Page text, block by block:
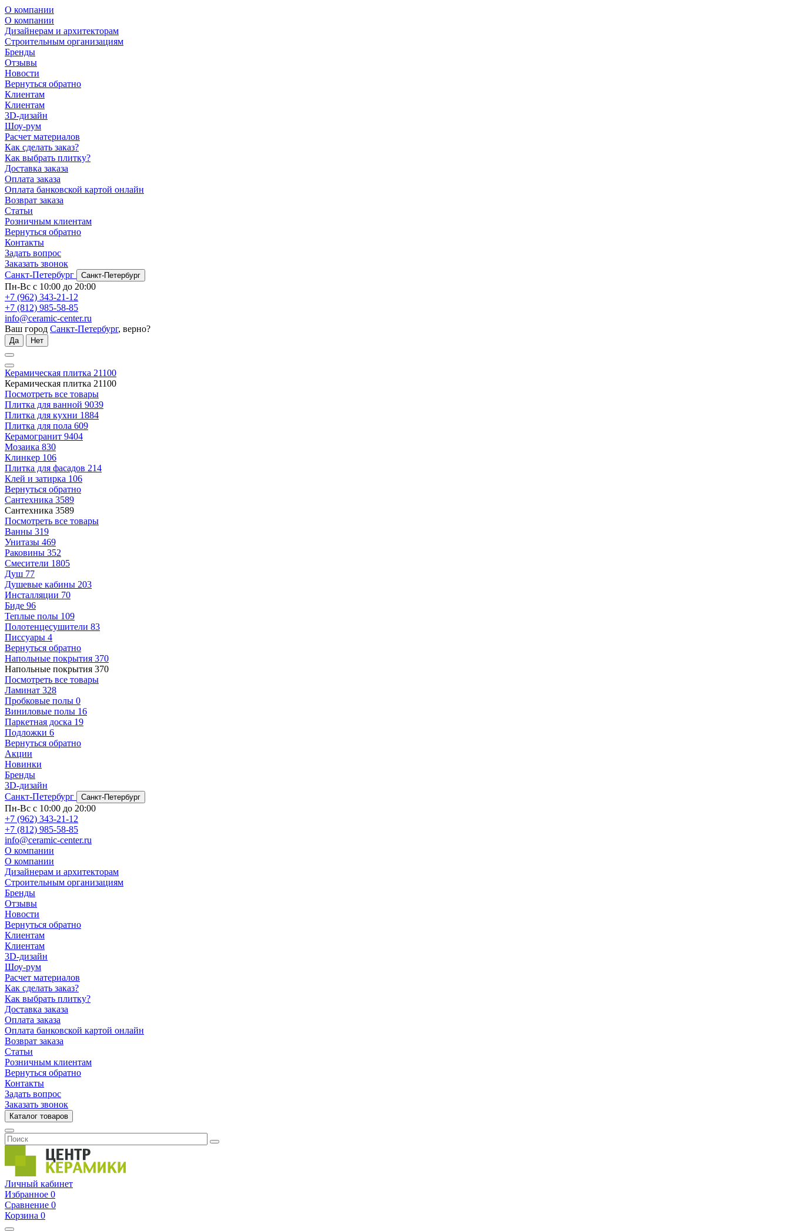
О компании
О компании
Дизайнерам и архитекторам
Строительным организациям
Бренды
Отзывы
Новости
Вернуться обратно
Клиентам
Клиентам
3D-дизайн
Шоу-рум
Расчет материалов
Как сделать заказ?
Как выбрать плитку?
Доставка заказа
Оплата заказа
Оплата банковской картой онлайн
Возврат заказа
Статьи
Розничным клиентам
Вернуться обратно
Контакты
Задать вопрос
Заказать звонок
Санкт-Петербург
Санкт-Петербург
Пн-Вс с 10:00 до 20:00
+7 (962) 343-21-12
+7 (812) 985-58-85
info@ceramic-center.ru
Ваш город Санкт-Петербург, верно?
Да Нет
Керамическая плитка 21100
Керамическая плитка 21100
Посмотреть все товары
Плитка для ванной 9039
Плитка для кухни 1884
Плитка для пола 609
Керамогранит 9404
Мозаика 830
Клинкер 106
Плитка для фасадов 214
Клей и затирка 106
Вернуться обратно
Сантехника 3589
Сантехника 3589
Посмотреть все товары
Ванны 319
Унитазы 469
Раковины 352
Смесители 1805
Душ 77
Душевые кабины 203
Инсталляции 70
Биде 96
Теплые полы 109
Полотенцесушители 83
Писсуары 4
Вернуться обратно
Напольные покрытия 370
Напольные покрытия 370
Посмотреть все товары
Ламинат 328
Пробковые полы 0
Виниловые полы 16
Паркетная доска 19
Подложки 6
Вернуться обратно
Акции
Новинки
Бренды
3D-дизайн
Санкт-Петербург
Санкт-Петербург
Пн-Вс с 10:00 до 20:00
+7 (962) 343-21-12
+7 (812) 985-58-85
info@ceramic-center.ru
О компании
О компании
Дизайнерам и архитекторам
Строительным организациям
Бренды
Отзывы
Новости
Вернуться обратно
Клиентам
Клиентам
3D-дизайн
Шоу-рум
Расчет материалов
Как сделать заказ?
Как выбрать плитку?
Доставка заказа
Оплата заказа
Оплата банковской картой онлайн
Возврат заказа
Статьи
Розничным клиентам
Вернуться обратно
Контакты
Задать вопрос
Заказать звонок
Каталог товаров
Личный кабинет
Избранное 0
Сравнение 0
Корзина 0